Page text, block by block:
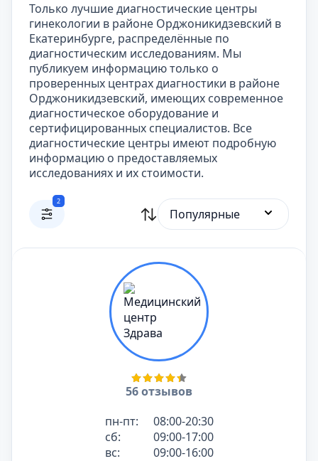
Только лучшие диагностические центры
гинекологии в районе Орджоникидзевский в
Екатеринбурге, распределённые по
диагностическим исследованиям. Мы
публикуем информацию только о
проверенных центрах диагностики в районе
Орджоникидзевский, имеющих современное
диагностическое оборудование и
сертифицированных специалистов. Все
диагностические центры имеют подробную
информацию о предоставляемых
исследованиях и их стоимости.
2
Популярные
56 отзывов
пн-пт:
08:00-20:30
сб:
09:00-17:00
вс:
09:00-16:00